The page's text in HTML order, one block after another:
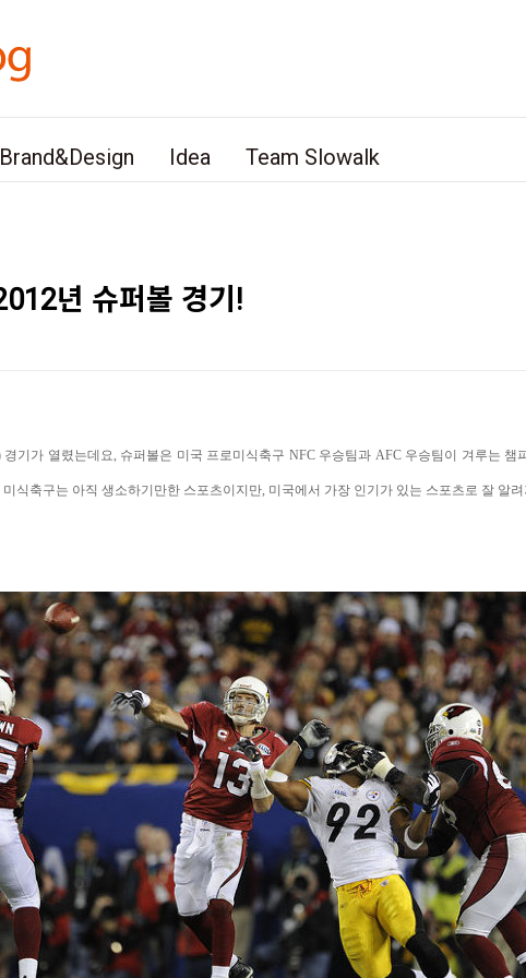
Brand&Design Idea Team Slowalk
년 슈퍼볼 경기!
경기가 열렸는데요, 슈퍼볼은 미국 프로미식축구 NFC 우승팀과 AFC 우승팀이 겨루는
미식축구는 아직 생소하기만한 스포츠이지만, 미국에서 가장 인기가 있는 스포츠로 잘 알